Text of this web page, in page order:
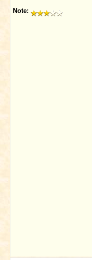
Note: